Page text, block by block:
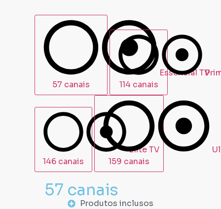
57 canais
114 canais
146 canais
159 canais
57 canais
Produtos inclusos